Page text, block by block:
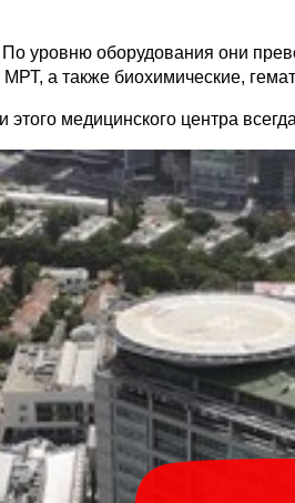
уровню оборудования они
а также биохимические,
медицинского центра